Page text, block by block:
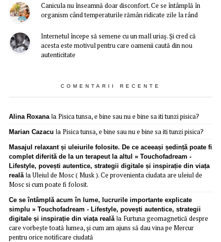
Canicula nu înseamnă doar disconfort. Ce se întâmplă în
organism când temperaturile rămân ridicate zile la rând
Internetul începe să semene cu un mall uriaș. Și cred că
acesta este motivul pentru care oamenii caută din nou
autenticitate
COMENTARII RECENTE
Alina Roxanala Pisica tunsa, e bine sau nu e bine sa iti tunzi pisica?
Marian Cazacu la Pisica tunsa, e bine sau nu e bine sa iti tunzi pisica?
Masajul relaxant și uleiurile folosite. De ce aceeași ședință poate fi
complet diferită de la un terapeut la altul » Touchofadream -
Lifestyle, povești autentice, strategii digitale și inspirație din viața
realălaUleiul de Mosc ( Musk ). Ce provenienta ciudata are uleiul de
Mosc si cum poate fi folosit.
Ce se întâmplă acum în lume, lucrurile importante explicate
simplu » Touchofadream - Lifestyle, povești autentice, strategii
digitale și inspirație din viața realăla Furtuna geomagnetică despre
care vorbește toată lumea, și cum am ajuns să dau vina pe Mercur
pentru orice notificare ciudată